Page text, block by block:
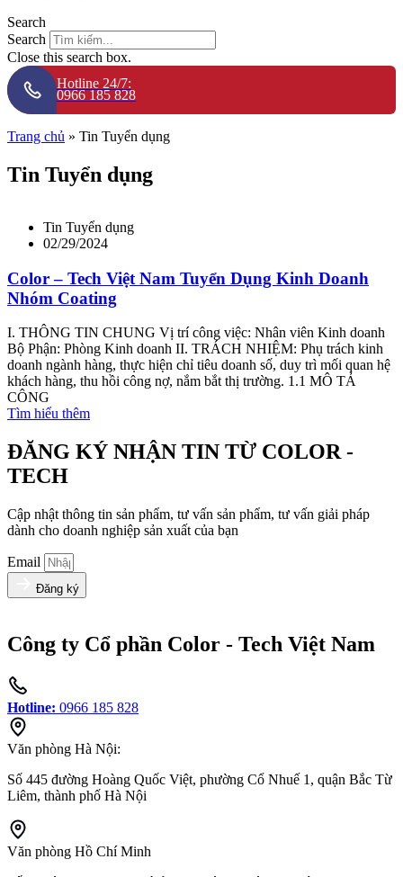
Search
Search
Close this search box.
Hotline 24/7:
0966 185 828
Trang chủ » Tin Tuyển dụng
Tin Tuyển dụng
Tin Tuyển dụng
02/29/2024
Color – Tech Việt Nam Tuyển Dụng Kinh Doanh
Nhóm Coating
I. THÔNG TIN CHUNG Vị trí công việc: Nhân viên Kinh doanh
Bộ Phận: Phòng Kinh doanh II. TRÁCH NHIỆM: Phụ trách kinh
doanh ngành hàng, thực hiện chỉ tiêu doanh số, duy trì mối quan hệ
khách hàng, thu hồi công nợ, nắm bắt thị trường. 1.1 MÔ TẢ
CÔNG
Tìm hiểu thêm
ĐĂNG KÝ NHẬN TIN TỪ COLOR -
TECH
Cập nhật thông tin sản phẩm, tư vấn sản phẩm, tư vấn giải pháp
dành cho doanh nghiệp sản xuất của bạn
Email
Đăng ký
Công ty Cổ phần Color - Tech Việt Nam
Hotline: 0966 185 828
Văn phòng Hà Nội:
Số 445 đường Hoàng Quốc Việt, phường Cổ Nhuế 1, quận Bắc Từ
Liêm, thành phố Hà Nội
Văn phòng Hồ Chí Minh